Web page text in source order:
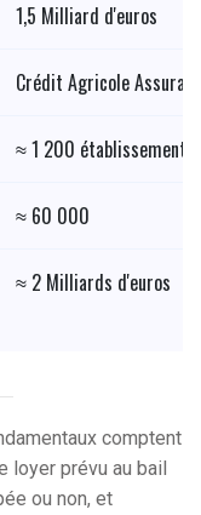
1,5 Milliard d'euros
Crédit Agricole
≈ 1 200
≈ 60 000
≈ 2 Milliards d'euros
comptent
loyer prévu au bail
ou non, et